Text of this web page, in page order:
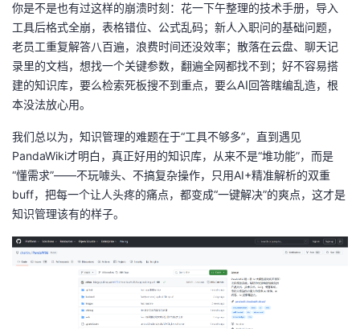
者
我
的
客
我
论
坛
的
圈
子
我
的
直
我
的
我
你是不是也有过这样的崩溃时刻：花一下午整理的技术手册，导入
工具后格式全崩，表格错位、公式乱码；新人入职问的基础问题，
老员工重复解答八百遍，浪费时间还没效率；散落在云盘、聊天记
录里的文档，想找一个关键参数，翻遍全网都找不到；好不容易搭
建的知识库，要么检索死板搜不到重点，要么AI回答瞎编乱造，根
本没法放心用。
我们总以为，知识管理的难题在于“工具不够多”，直到遇见
PandaWiki才明白，真正好用的知识库，从来不是“堆功能”，而是
“懂需求”——不玩噱头、不搞复杂操作，只用AI+精准解析的双重
buff，把每一个让人头疼的痛点，都变成“一键解决”的爽点，这才是
知识管理该有的样子。